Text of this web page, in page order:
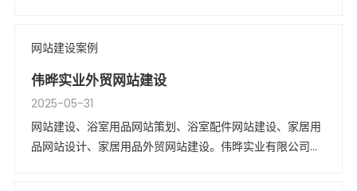
光谱产品系列、陶瓷大功率产品系列、SMD产品系列。
网站建设案例
伟晔实业外贸网站建设
2025-05-31
网站建设、浴室用品网站策划、浴室配件网站建设、家居用
品网站设计、家居用品外贸网站建设。伟晔实业有限公司成